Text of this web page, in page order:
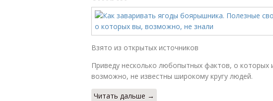
Взято из открытых источников
Приведу несколько любопытных фактов, о которых
возможно, не известны широкому кругу людей.
Читать дальше →